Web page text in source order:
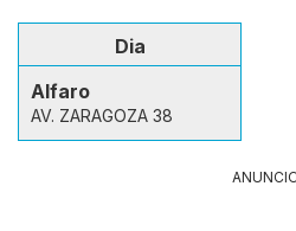
Dia
Alfaro
AV. ZARAGOZA 38